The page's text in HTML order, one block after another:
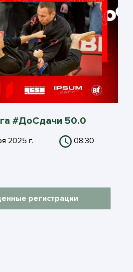
#ДоСдачи 50.0
2025 г. 08:30
регистрации